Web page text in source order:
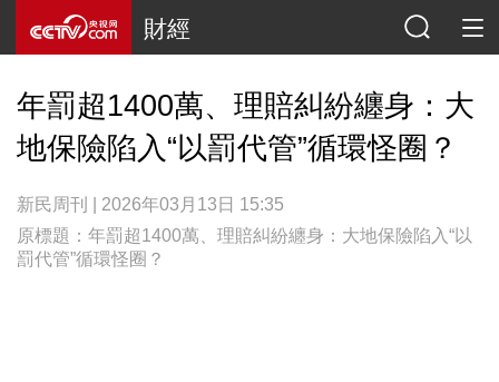
財經
年罰超1400萬、理賠糾紛纏身：大
地保險陷入“以罰代管”循環怪圈？
新民周刊 | 2026年03月13日 15:35
原標題：年罰超1400萬、理賠糾紛纏身：大地保險陷入“以
罰代管”循環怪圈？